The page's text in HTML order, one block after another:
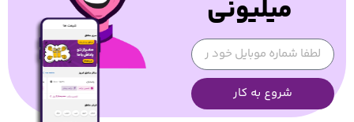
میلیونی
شروع به کار